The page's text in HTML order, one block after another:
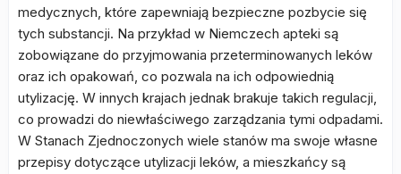
medycznych, które zapewniają bezpieczne pozbycie się
tych substancji. Na przykład w Niemczech apteki są
zobowiązane do przyjmowania przeterminowanych leków
oraz ich opakowań, co pozwala na ich odpowiednią
utylizację. W innych krajach jednak brakuje takich regulacji,
co prowadzi do niewłaściwego zarządzania tymi odpadami.
W Stanach Zjednoczonych wiele stanów ma swoje własne
przepisy dotyczące utylizacji leków, a mieszkańcy są